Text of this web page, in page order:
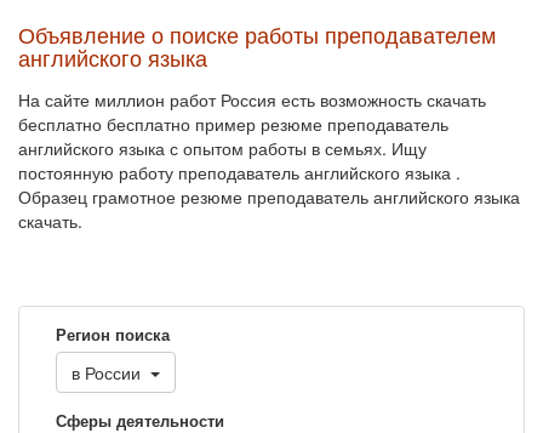
Объявление о поиске работы преподавателем
английского языка
На сайте миллион работ Россия есть возможность скачать
бесплатно бесплатно пример резюме преподаватель
английского языка с опытом работы в семьях. Ищу
постоянную работу преподаватель английского языка .
Образец грамотное резюме преподаватель английского языка
скачать.
Регион поиска
в России
Сферы деятельности